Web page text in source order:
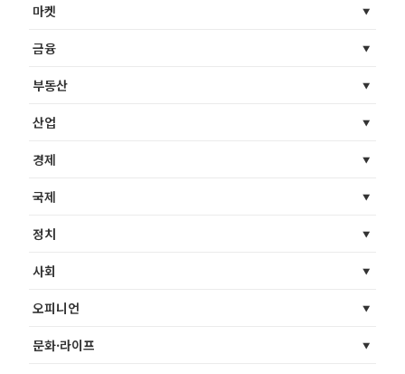
마켓
금융
부동산
산업
경제
국제
정치
사회
오피니언
문화·라이프